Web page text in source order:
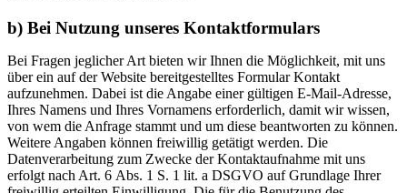
b) Bei Nutzung unseres Kontaktformulars
Bei Fragen jeglicher Art bieten wir Ihnen die Möglichkeit, mit uns
über ein auf der Website bereitgestelltes Formular Kontakt
aufzunehmen. Dabei ist die Angabe einer gültigen E‑Mail‑Adresse,
Ihres Namens und Ihres Vornamens erforderlich, damit wir wissen,
von wem die Anfrage stammt und um diese beantworten zu können.
Weitere Angaben können freiwillig getätigt werden. Die
Datenverarbeitung zum Zwecke der Kontaktaufnahme mit uns
erfolgt nach Art. 6 Abs. 1 S. 1 lit. a DSGVO auf Grundlage Ihrer